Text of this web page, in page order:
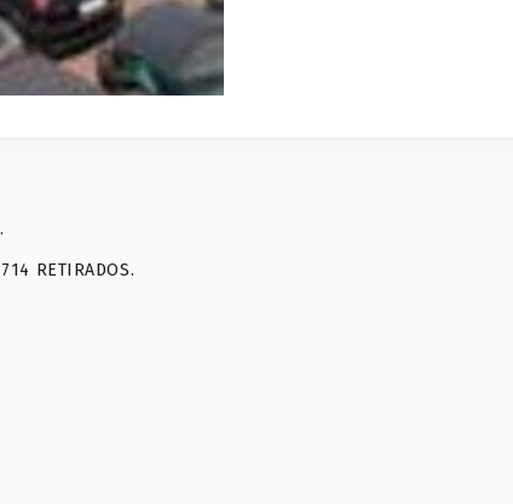
RETIRADOS.